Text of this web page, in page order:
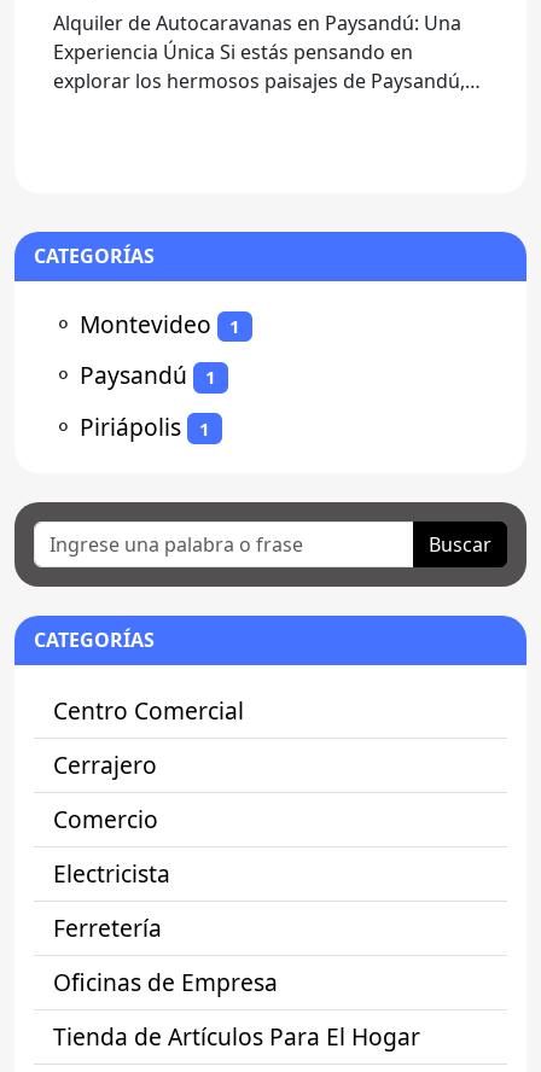
Alquiler de Autocaravanas en Paysandú: Una
Experiencia Única Si estás pensando en
explorar los hermosos paisajes de Paysandú,
CATEGORÍAS
⚬ Montevideo 1
⚬ Paysandú 1
⚬ Piriápolis 1
Buscar
CATEGORÍAS
Centro Comercial
Cerrajero
Comercio
Electricista
Ferretería
Oficinas de Empresa
Tienda de Artículos Para El Hogar